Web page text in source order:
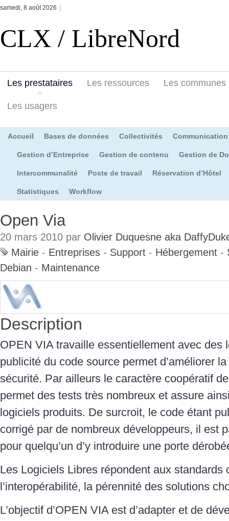
samedi, 8 août 2026
CLX / LibreNord
Les prestataires Les ressources Les communes
Les usagers
Accueil Bases de données Collectivités Communication
Gestion d’Entreprise Gestion de contenu Gestion de
Intercommunalité Poste de travail Réservation d’Hôtel
Statistiques Workflow
Open Via
20 mars 2010 par Olivier Duquesne aka
Mairie - Entreprises - Support - Hébergement -
Debian - Maintenance
Description
OPEN VIA travaille essentiellement avec des
publicité du code source permet d’améliorer
sécurité. Par ailleurs le caractère coopératif
permet des tests très nombreux et assure
logiciels produits. De surcroit, le code étant
corrigé par de nombreux développeurs, il est
pour quelqu’un d’y introduire une porte
Les Logiciels Libres répondent aux standards
l’interopérabilité, la pérennité des solutions
L’objectif d’OPEN VIA est d’adapter et de